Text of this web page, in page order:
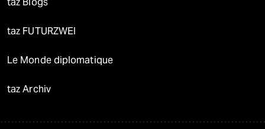
taz FUTURZWEI
Le Monde diplomatique
taz Archiv